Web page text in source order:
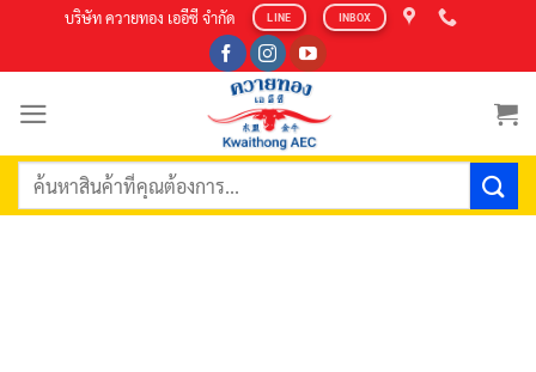
content
บริษัท ควายทอง เออีซี จำกัด LINE INBOX
ค้นหา: